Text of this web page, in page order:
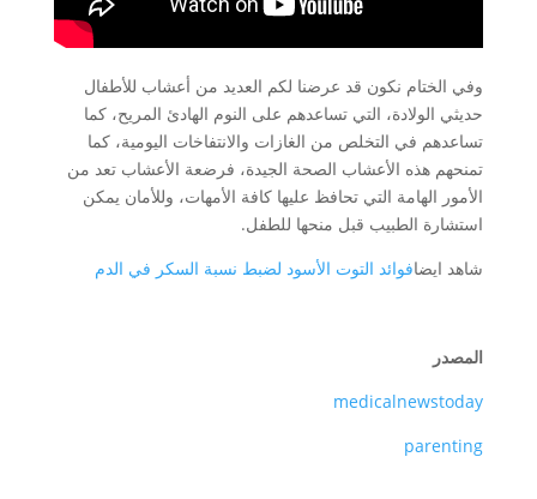
وفي الختام نكون قد عرضنا لكم العديد من أعشاب للأطفال
حديثي الولادة، التي تساعدهم على النوم الهادئ المريح، كما
تساعدهم في التخلص من الغازات والانتفاخات اليومية، كما
تمنحهم هذه الأعشاب الصحة الجيدة، فرضعة الأعشاب تعد من
الأمور الهامة التي تحافظ عليها كافة الأمهات، وللأمان يمكن
استشارة الطبيب قبل منحها للطفل.
شاهد ايضافوائد التوت الأسود لضبط نسبة السكر في الدم
المصدر
medicalnewstoday
parenting